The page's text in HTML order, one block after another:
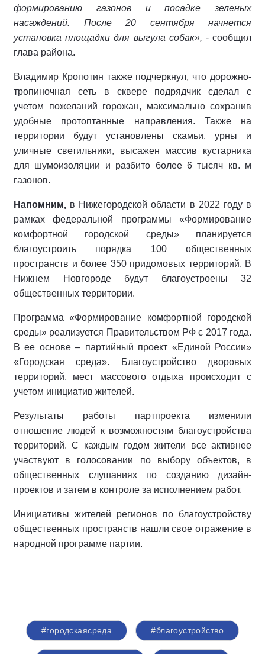
формированию газонов и посадке зеленых
насаждений. После 20 сентября начнется
установка площадки для выгула собак», - сообщил
глава района.
Владимир Кропотин также подчеркнул, что дорожно-
тропиночная сеть в сквере подрядчик сделал с
учетом пожеланий горожан, максимально сохранив
удобные протоптанные направления. Также на
территории будут установлены скамьи, урны и
уличные светильники, высажен массив кустарника
для шумоизоляции и разбито более 6 тысяч кв. м
газонов.
Напомним, в Нижегородской области в 2022 году в
рамках федеральной программы «Формирование
комфортной городской среды» планируется
благоустроить порядка 100 общественных
пространств и более 350 придомовых территорий. В
Нижнем Новгороде будут благоустроены 32
общественных территории.
Программа «Формирование комфортной городской
среды» реализуется Правительством РФ с 2017 года.
В ее основе – партийный проект «Единой России»
«Городская среда». Благоустройство дворовых
территорий, мест массового отдыха происходит c
учетом инициатив жителей.
Результаты работы партпроекта изменили
отношение людей к возможностям благоустройства
территорий. С каждым годом жители все активнее
участвуют в голосовании по выбору объектов, в
общественных слушаниях по созданию дизайн-
проектов и затем в контроле за исполнением работ.
Инициативы жителей регионов по благоустройству
общественных пространств нашли свое отражение в
народной программе партии.
#городскаясреда #благоустройство